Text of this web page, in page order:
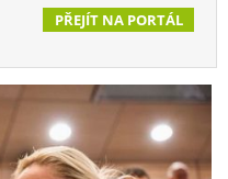
PŘEJÍT NA PORTÁL